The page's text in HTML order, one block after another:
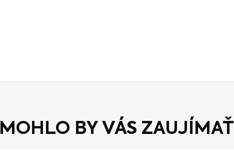
MOHLO BY VÁS ZAUJÍMAŤ